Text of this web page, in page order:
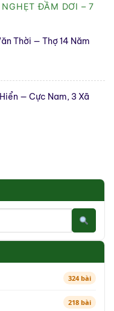
ĐẦM DƠI – 7
Thời — Thợ 14 Năm
— Cực Nam, 3 Xã
324 bài
218 bài